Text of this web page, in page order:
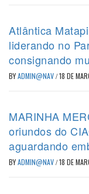
Atlântica
liderando no
consignando
BYADMIN@NAV/18 DE
MARINHA
oriundos do
aguardando
BYADMIN@NAV/18 DE